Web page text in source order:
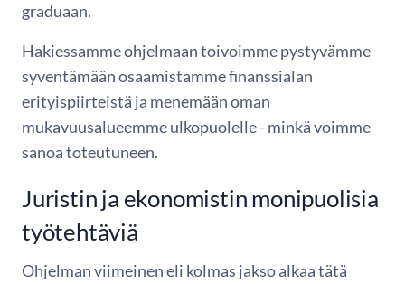
graduaan.
Hakiessamme ohjelmaan toivoimme pystyvämme
syventämään osaamistamme finanssialan
erityispiirteistä ja menemään oman
mukavuusalueemme ulkopuolelle - minkä voimme
sanoa toteutuneen.
Juristin ja ekonomistin monipuolisia
työtehtäviä
Ohjelman viimeinen eli kolmas jakso alkaa tätä